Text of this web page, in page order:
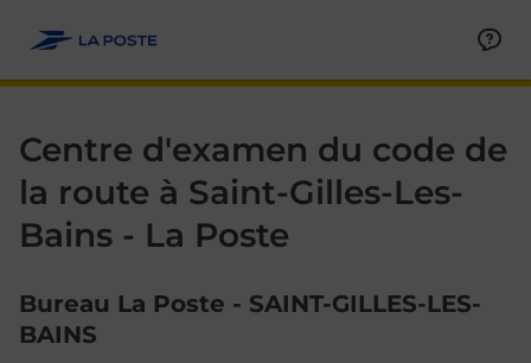
Centre d'examen du code de
la route à Saint-Gilles-Les-
Bains - La Poste
Bureau La Poste - SAINT-GILLES-LES-
BAINS